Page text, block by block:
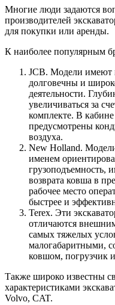
Многие люди задаются
производителей
для покупки или аренды.
К наиболее популярным
JCB. Модели имеют
долговечны и
деятельности.
увеличиваться за
комплекте. В
предусмотрены
воздуха.
New Holland.
именем
грузоподъемность,
возврата ковша в
рабочее место
быстрее и
Terex. Эти
отличаются
самых тяжелых
малогабаритными,
ковшом, погрузчик
Также широко известны
характеристиками
Volvo, CAT.